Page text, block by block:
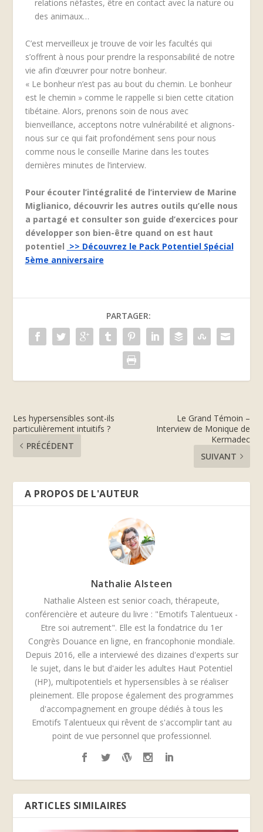
relations néfastes, être en contact avec la nature ou
des animaux…
C’est merveilleux je trouve de voir les facultés qui
s’offrent à nous pour prendre la responsabilité de notre
vie afin d’œuvrer pour notre bonheur.
« Le bonheur n’est pas au bout du chemin. Le bonheur
est le chemin » comme le rappelle si bien cette citation
tibétaine. Alors, prenons soin de nous avec
bienveillance, acceptons notre vulnérabilité et alignons-
nous sur ce qui fait profondément sens pour nous
comme nous le conseille Marine dans les toutes
dernières minutes de l’interview.
Pour écouter l’intégralité de l’interview de Marine
Miglianico, découvrir les autres outils qu’elle nous
a partagé et consulter son guide d’exercices pour
développer son bien-être quand on est haut
potentiel >> Découvrez le Pack Potentiel Spécial
5ème anniversaire
PARTAGER:
Les hypersensibles sont-ils
particulièrement intuitifs ?
PRÉCÉDENT
Le Grand Témoin –
Interview de Monique de
Kermadec
SUIVANT
A PROPOS DE L'AUTEUR
Nathalie Alsteen
Nathalie Alsteen est senior coach, thérapeute,
conférencière et auteure du livre : "Emotifs Talentueux -
Etre soi autrement". Elle est la fondatrice du 1er
Congrès Douance en ligne, en francophonie mondiale.
Depuis 2016, elle a interviewé des dizaines d'experts sur
le sujet, dans le but d'aider les adultes Haut Potentiel
(HP), multipotentiels et hypersensibles à se réaliser
pleinement. Elle propose également des programmes
d'accompagnement en groupe dédiés à tous les
Emotifs Talentueux qui rêvent de s'accomplir tant au
point de vue personnel que professionnel.
ARTICLES SIMILAIRES